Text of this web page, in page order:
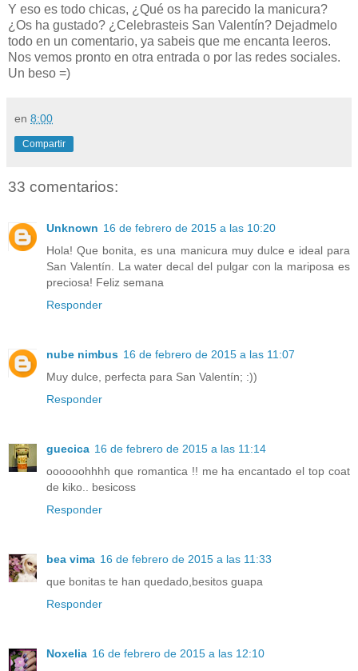
Y eso es todo chicas, ¿Qué os ha parecido la manicura?
¿Os ha gustado? ¿Celebrasteis San Valentín? Dejadmelo
todo en un comentario, ya sabeis que me encanta leeros.
Nos vemos pronto en otra entrada o por las redes sociales.
Un beso =)
en 8:00
Compartir
33 comentarios:
Unknown 16 de febrero de 2015 a las 10:20
Hola! Que bonita, es una manicura muy dulce e ideal para
San Valentín. La water decal del pulgar con la mariposa es
preciosa! Feliz semana
Responder
nube nimbus 16 de febrero de 2015 a las 11:07
Muy dulce, perfecta para San Valentín; :))
Responder
guecica 16 de febrero de 2015 a las 11:14
oooooohhhh que romantica !! me ha encantado el top coat
de kiko.. besicoss
Responder
bea vima 16 de febrero de 2015 a las 11:33
que bonitas te han quedado,besitos guapa
Responder
Noxelia 16 de febrero de 2015 a las 12:10